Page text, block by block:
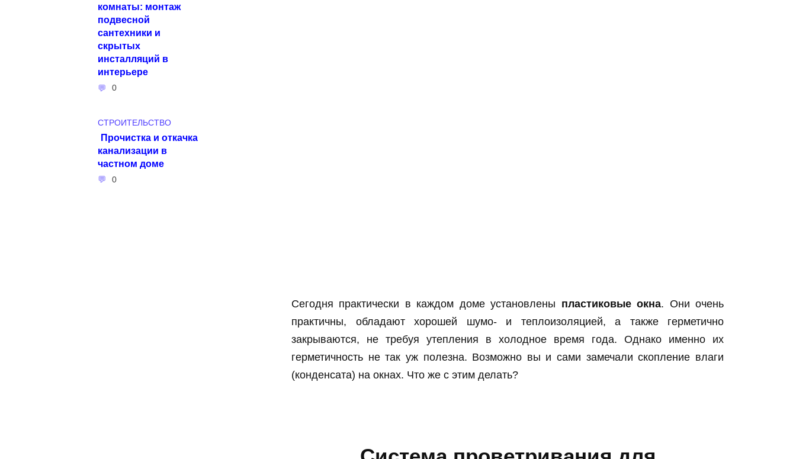
Сегодня практически в каждом доме установлены пластиковые окна. Они очень
практичны, обладают хорошей шумо- и теплоизоляцией, а также герметично
закрываются, не требуя утепления в холодное время года. Однако именно их
герметичность не так уж полезна. Возможно вы и сами замечали скопление влаги
(конденсата) на окнах. Что же с этим делать?
комнаты: монтаж
подвесной
сантехники и
скрытых
инсталляций в
интерьере
0
СТРОИТЕЛЬСТВО
Прочистка и откачка
канализации в
частном доме
0